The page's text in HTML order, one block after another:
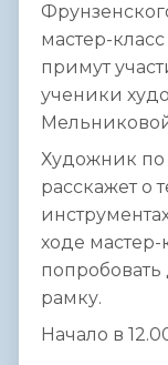
мастер-
примут
ученики
Художник по
расскажет о
ходе
рамку.
Начало в